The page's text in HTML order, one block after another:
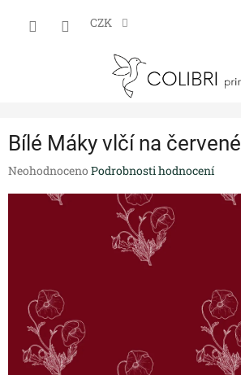
CZK
Bílé Máky vlčí na červené
Průměrné
produktu
Neohodnoceno Podrobnosti hodnocení